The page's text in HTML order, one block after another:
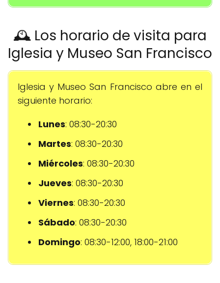
🕰️ Los horario de visita para
Iglesia y Museo San Francisco
Iglesia y Museo San Francisco abre en el
siguiente horario:
Lunes: 08:30-20:30
Martes: 08:30-20:30
Miércoles: 08:30-20:30
Jueves: 08:30-20:30
Viernes: 08:30-20:30
Sábado: 08:30-20:30
Domingo: 08:30-12:00, 18:00-21:00